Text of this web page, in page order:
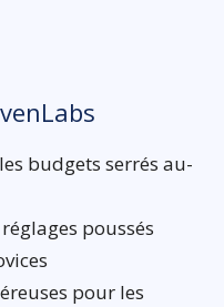
budgets serrés au-
poussés
pour les